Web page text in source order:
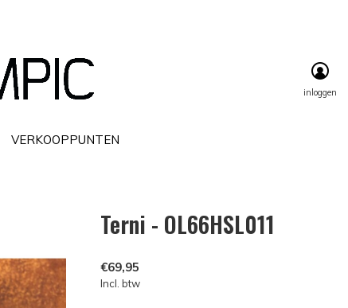
VERKOOPPUNTEN
inloggen
Terni - OL66HSL011
€69,95
Incl. btw